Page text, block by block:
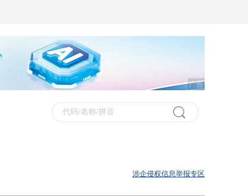
广告
涉企侵权信息举报专区